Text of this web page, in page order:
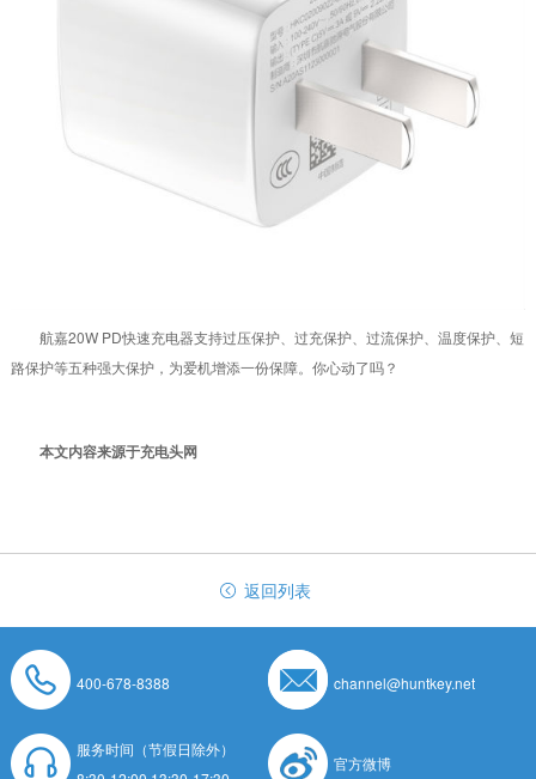
航嘉20W PD快速充电器支持过压保护、过充保护、过流保护、温度保护、短
路保护等五种强大保护，为爱机增添一份保障。你心动了吗？
本文内容来源于充电头网
返回列表
400-678-8388 channel@huntkey.net
服务时间（节假日除外）
官方微博